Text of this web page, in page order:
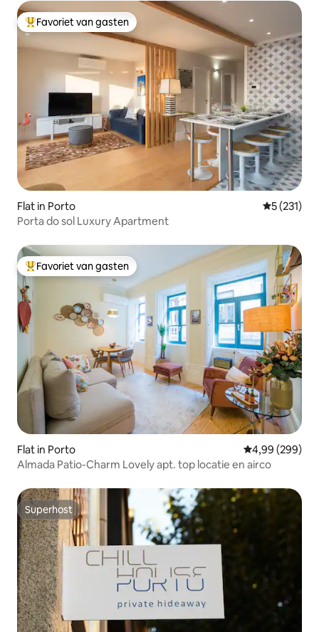
Topfavoriet van gasten
Favoriet van gasten
Flat in Porto
5 (231)
Porta do sol Luxury Apartment
Topfavoriet van gasten
Favoriet van gasten
Flat in Porto Gemiddelde
4,99 (299)
Almada Patio-Charm Lovely apt. top locatie en airco
Superhost
Superhost